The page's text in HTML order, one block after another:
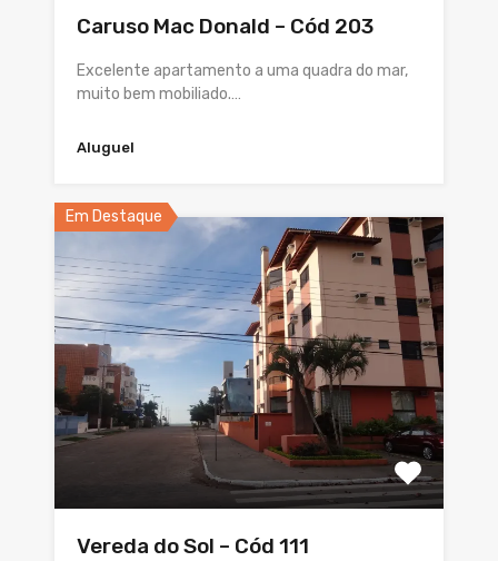
Caruso Mac Donald – Cód 203
Excelente apartamento a uma quadra do mar,
muito bem mobiliado.…
Aluguel
Em Destaque
Vereda do Sol – Cód 111